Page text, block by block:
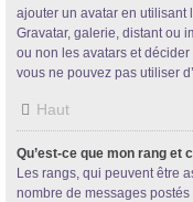
ajouter un avatar en utilisant
Gravatar, galerie, distant ou
ou non les avatars et
vous ne pouvez pas utiliser
Haut
Qu’est-ce que mon rang et
Les rangs, qui peuvent être
nombre de messages